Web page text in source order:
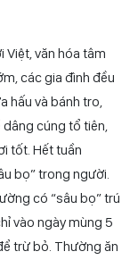
văn hóa tâm
các gia đình đều
hấu và bánh tro,
cúng tổ tiên,
tốt. Hết tuần
bọ” trong người.
có “sâu bọ” trú
vào ngày mùng 5
trừ bỏ. Thường ăn